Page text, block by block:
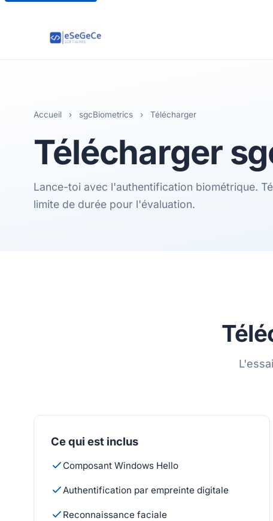
Accueil › sgcBiometrics › Télécharger
Télécharger
Lance-toi avec l'authentification biométrique.
limite de durée pour l'évaluation.
Ce qui est inclus
Composant Windows Hello
Authentification par empreinte digitale
Reconnaissance faciale